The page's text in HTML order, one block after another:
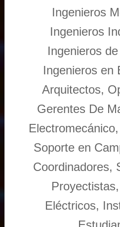
Ingenieros
Ingenieros
Ingenieros
Ingenieros en
Arquitectos,
Gerentes De
Soporte en
Coordinadores,
Eléctricos,